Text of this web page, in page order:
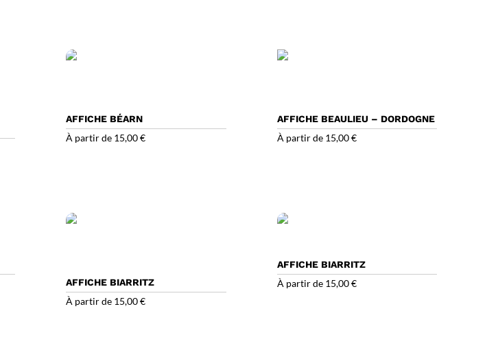
AFFICHE BÉARN
À partir de 15,00€
AFFICHE BEAULIEU – DORDOGNE
À partir de 15,00€
AFFICHE BIARRITZ
À partir de 15,00€
AFFICHE BIARRITZ
À partir de 15,00€